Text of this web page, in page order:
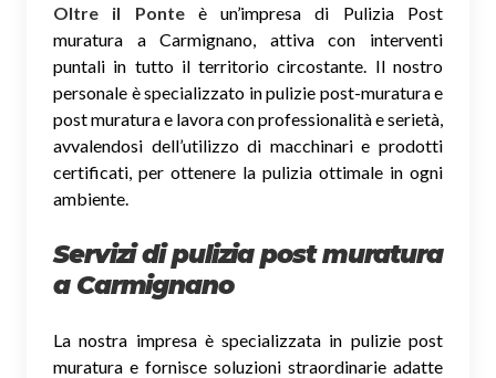
Oltre il Ponteè un’impresa di Pulizia Post
muratura a Carmignano, attiva con interventi
puntali in tutto il territorio circostante. Il nostro
personale è specializzato in pulizie post-muratura e
post muratura e lavora con professionalità e serietà,
avvalendosi dell’utilizzo di macchinari e prodotti
certificati, per ottenere la pulizia ottimale in ogni
ambiente.
Servizi di pulizia post muratura
a Carmignano
La nostra impresa è specializzata in pulizie post
muratura e fornisce soluzioni straordinarie adatte